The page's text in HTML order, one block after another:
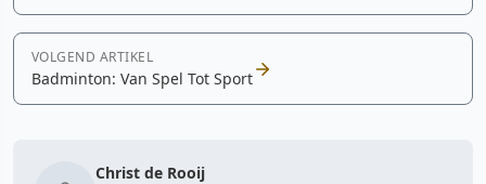
VOLGEND ARTIKEL
Badminton: Van Spel Tot Sport
Christ de Rooij